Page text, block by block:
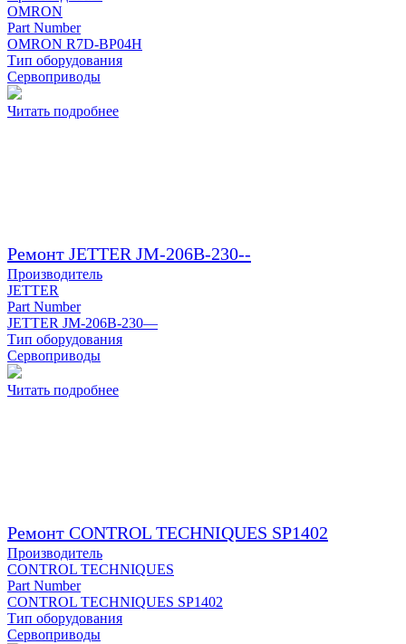
OMRON
Part Number
OMRON R7D-BP04H
Тип оборудования
Сервоприводы
Читать подробнее
Ремонт JETTER JM-206B-230--
Производитель
JETTER
Part Number
JETTER JM-206B-230—
Тип оборудования
Сервоприводы
Читать подробнее
Ремонт CONTROL TECHNIQUES SP1402
Производитель
CONTROL TECHNIQUES
Part Number
CONTROL TECHNIQUES SP1402
Тип оборудования
Сервоприводы